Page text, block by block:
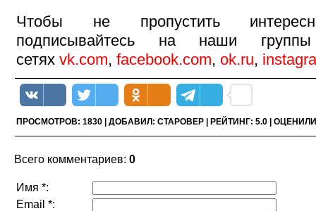
Чтобы не пропустить
подписывайтесь на наши
сетях vk.com, facebook.com, ok.ru,
ПРОСМОТРОВ: 1830 ДОБАВИЛ : СТАРОВЕР РЕЙТИНГ: 5.0 ОЦЕНИЛИ
Всего комментариев: 0
Имя *:
Email *: